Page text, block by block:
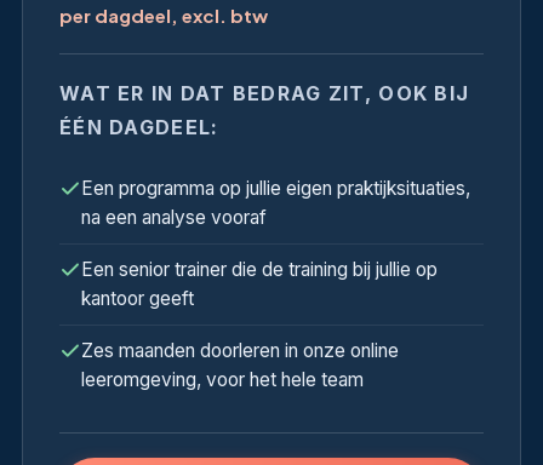
per dagdeel, excl. btw
WAT ER IN DAT BEDRAG ZIT, OOK BIJ
ÉÉN DAGDEEL:
Een programma op jullie eigen praktijksituaties,
na een analyse vooraf
Een senior trainer die de training bij jullie op
kantoor geeft
Zes maanden doorleren in onze online
leeromgeving, voor het hele team